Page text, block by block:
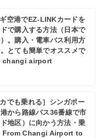
空港でEZ-LINKカードを
で購入する方法（日本で
。購入・電車バス利用方
とても簡単でオススメで
changi airport
カでも乗れる］シンガポー
から路線バス36番線で市
地区）に向かう方法・乗
From Changi Airport to